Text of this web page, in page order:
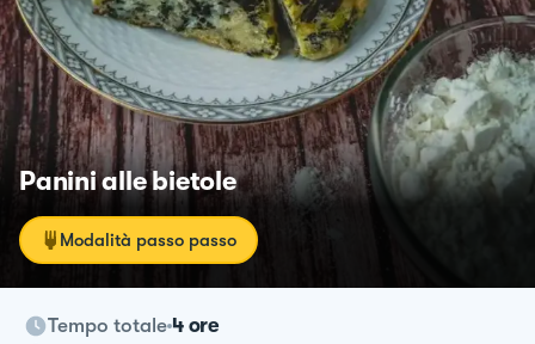
Panini alle bietole
Modalità passo passo
Tempo totale 4 ore